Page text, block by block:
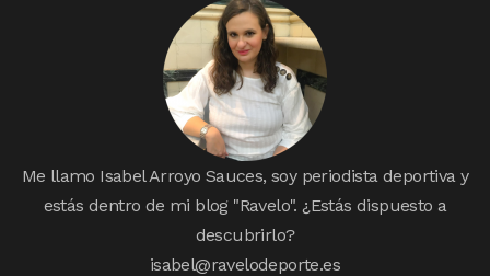
Me llamo Isabel Arroyo Sauces, soy periodista deportiva y
estás dentro de mi blog "Ravelo". ¿Estás dispuesto a
descubrirlo?
isabel@ravelodeporte.es